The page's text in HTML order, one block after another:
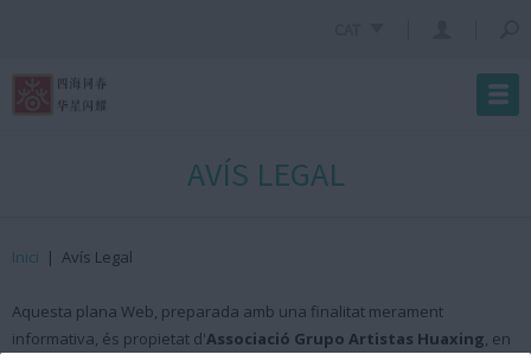
AVÍS LEGAL
Inici | Avís Legal
Aquesta plana Web, preparada amb una finalitat merament
informativa, és propietat d'Associació Grupo Artistas Huaxing, en